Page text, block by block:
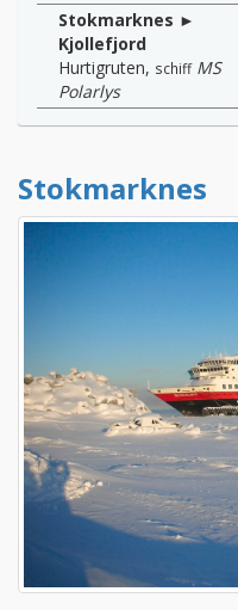
Stokmarknes ►
Kjollefjord
Hurtigruten, schiff MS
Polarlys
Stokmarknes